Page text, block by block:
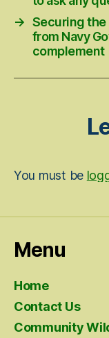
→ Securing
from Navy
complement
You must be
Menu
Home
Contact Us
Community